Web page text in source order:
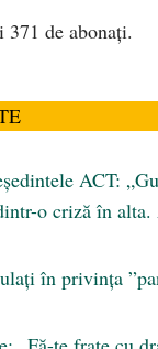
de abonați.
ACT:
o criză în
în privința